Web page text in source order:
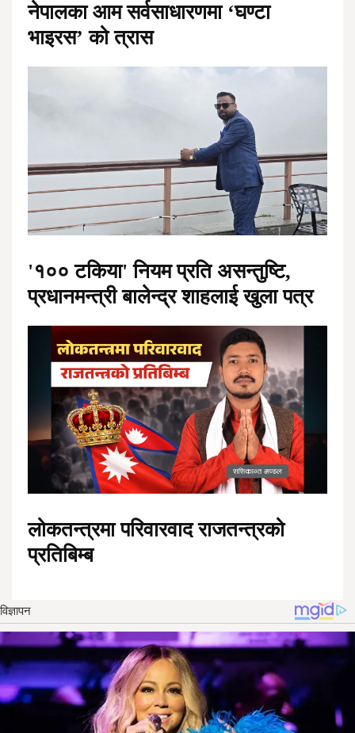
नेपालका आम सर्वसाधारणमा ‘घण्टा
भाइरस’ को त्रास
'१०० टकिया' नियम प्रति असन्तुष्टि,
प्रधानमन्त्री बालेन्द्र शाहलाई खुला पत्र
लोकतन्त्रमा परिवारवाद राजतन्त्रको
प्रतिबिम्ब